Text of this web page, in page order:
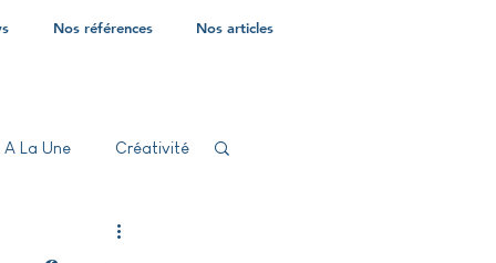
Nos références Nos articles
A La Une Créativité